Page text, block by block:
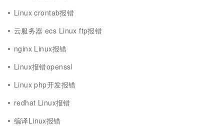
Linux crontab报错
云服务器 ecs Linux ftp报错
nginx Linux报错
Linux报错openssl
Linux php开发报错
redhat Linux报错
编译Linux报错